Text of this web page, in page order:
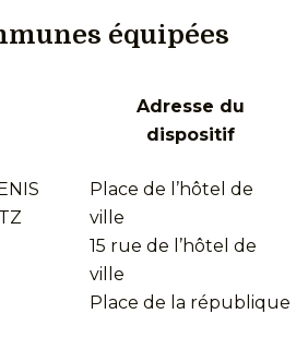
équipées
Adresse du
dispositif
Place de l’hôtel de
ville
15 rue de l’hôtel de
ville
Place de la république